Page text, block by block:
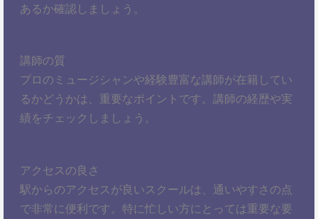
あるか確認しましょう。
講師の質
プロのミュージシャンや経験豊富な講師が在籍してい
るかどうかは、重要なポイントです。講師の経歴や実
績をチェックしましょう。
アクセスの良さ
駅からのアクセスが良いスクールは、通いやすさの点
で非常に便利です。特に忙しい方にとっては重要な要